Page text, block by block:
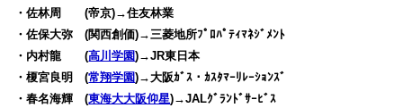
・佐林周 (帝京)→住友林業
・佐保大弥 (関西創価)→三菱地所ﾌﾟﾛﾊﾟﾃｨﾏﾈｼﾞﾒﾝﾄ
・内村龍 (高川学園)→JR東日本
・榎宮良明 (常翔学園)→大阪ｶﾞｽ・ｶｽﾀﾏｰﾘﾚｰｼｮﾝｽﾞ
・春名海輝 (東海大大阪仰星)→JALｸﾞﾗﾝﾄﾞｻｰﾋﾞｽ